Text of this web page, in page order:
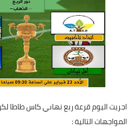
اجريت اليوم قرعة ربع نهاىي كاس طاطا
المواجهات التالية :